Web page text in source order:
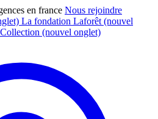
en france Nous rejoindre
La fondation Laforêt (nouvel
(nouvel onglet)